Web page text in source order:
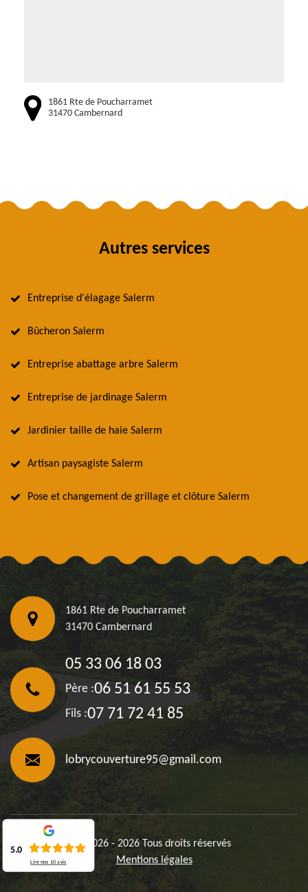
1861 Rte de Poucharramet
31470 Cambernard
Autres services
Entreprise d'élagage Salerm
Bûcheron Salerm
Entreprise abattage arbre Salerm
Entreprise de jardinage Salerm
Jardinier taille de haie Salerm
Artisan paysagiste Salerm
Pose et changement de grillage et clôture Salerm
1861 Rte de Poucharramet
31470 Cambernard
05 33 06 18 03
Père :06 51 61 55 53
Fils :07 71 72 41 85
lobrycouverture95@gmail.com
©2026 - 2026 Tous droits réservés
Mentions légales
5.0
Lire nos10 avis